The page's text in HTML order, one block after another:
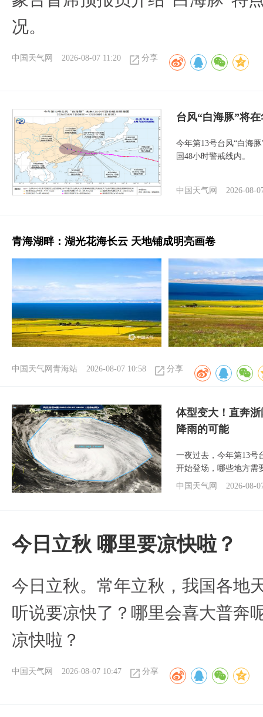
况。
中国天气网 2026-08-07 11:20 分享
台风“白海豚”将
今年第13号台风“白海
国48小时警戒线内。
中国天气网 2026-08-
青海湖畔：湖光花海长云 天地铺成明亮画卷
中国天气网青海站 2026-08-07 10:58 分享
体型变大！直奔
降雨的可能
一夜过去，今年第13号
开始登场，哪些地方需
中国天气网
2026-08-
今日立秋 哪里要凉快啦？
今日立秋。常年立秋，我国各地
听说要凉快了？哪里会喜大普奔
凉快啦？
中国天气网 2026-08-07 10:47 分享